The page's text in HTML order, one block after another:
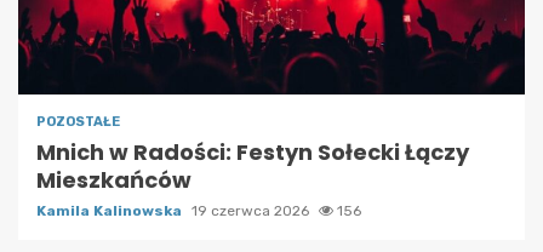
POZOSTAŁE
Mnich w Radości: Festyn Sołecki Łączy
Mieszkańców
Kamila Kalinowska 19 czerwca 2026 156